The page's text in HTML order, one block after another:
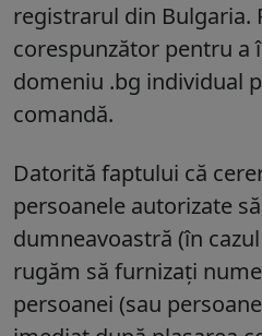
registrarul din
corespunzător pentru a
domeniu .bg individual
comandă.
Datorită faptului că
persoanele autorizate
dumneavoastră (în
rugăm să furnizați
persoanei (sau